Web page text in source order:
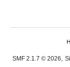
SMF 2.1.7 © 2026,